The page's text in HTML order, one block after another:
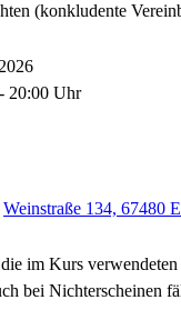
(konkludente
20:00 Uhr
Weinstraße 134, 67480
im Kurs
bei Nichterscheinen